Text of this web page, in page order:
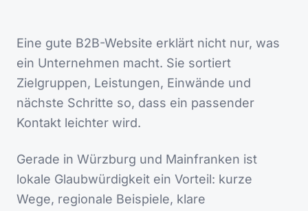
Eine gute B2B-Website erklärt nicht nur, was
ein Unternehmen macht. Sie sortiert
Zielgruppen, Leistungen, Einwände und
nächste Schritte so, dass ein passender
Kontakt leichter wird.
Gerade in Würzburg und Mainfranken ist
lokale Glaubwürdigkeit ein Vorteil: kurze
Wege, regionale Beispiele, klare